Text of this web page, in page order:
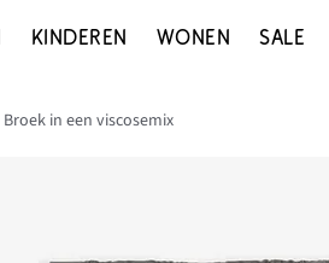
KINDEREN WONEN SALE
Broek in een viscosemix